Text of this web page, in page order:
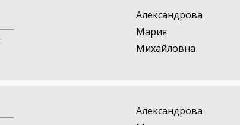
Александрова
Мария
Михайловна
Александрова